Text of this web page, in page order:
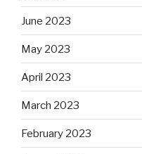
June 2023
May 2023
April 2023
March 2023
February 2023